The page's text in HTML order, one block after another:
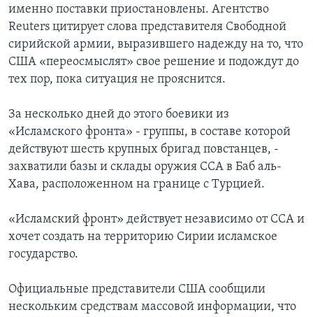
именно поставки приостановлены. Агентство
Reuters цитирует слова представителя Свободной
сирийской армии, выразившего надежду на то, что
США «переосмыслят» свое решение и подождут до
тех пор, пока ситуация не прояснится.
За несколько дней до этого боевики из
«Исламского фронта» - группы, в составе которой
действуют шесть крупных бригад повстанцев, -
захватили базы и склады оружия ССА в Баб аль-
Хава, расположенном на границе с Турцией.
«Исламский фронт» действует независимо от ССА и
хочет создать на территорию Сирии исламское
государство.
Официальные представители США сообщили
нескольким средствам массовой информации, что